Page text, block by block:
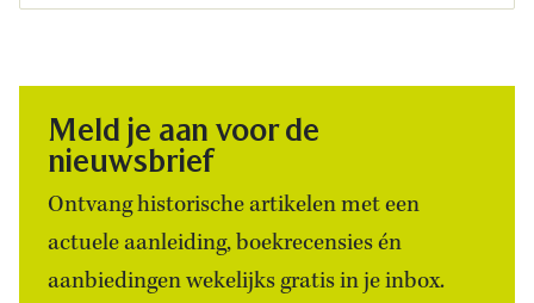
Meld je aan voor de
nieuwsbrief
Ontvang historische artikelen met een
actuele aanleiding, boekrecensies én
aanbiedingen wekelijks gratis in je inbox.